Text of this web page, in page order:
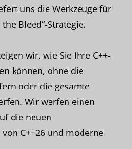
uns die Werkzeuge für
Bleed“-Strategie.
wir, wie Sie Ihre C++-
können, ohne die
oder die gesamte
Wir werfen einen
die neuen
C++26 und moderne